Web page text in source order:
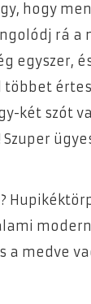
hogy
rá a
egyszer,
többet
két szót
a medve